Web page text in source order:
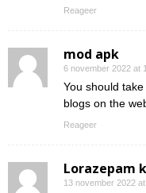
Reageer
mod apk
6 november 2022 at
You should
blogs on the
Reageer
Lorazepam
13 november 2022